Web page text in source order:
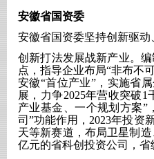
安徽省国资委
安徽省国资委坚持创新驱
创新打法发展战新产业。编
点，指导企业布局“非布不
安徽“首位产业”，实施省
展，力争2025年营收突破
产业基金、一个规划方案”
司”功能作用，2023年投资
天等新赛道，布局卫星制
亿元的省科创投资公司，